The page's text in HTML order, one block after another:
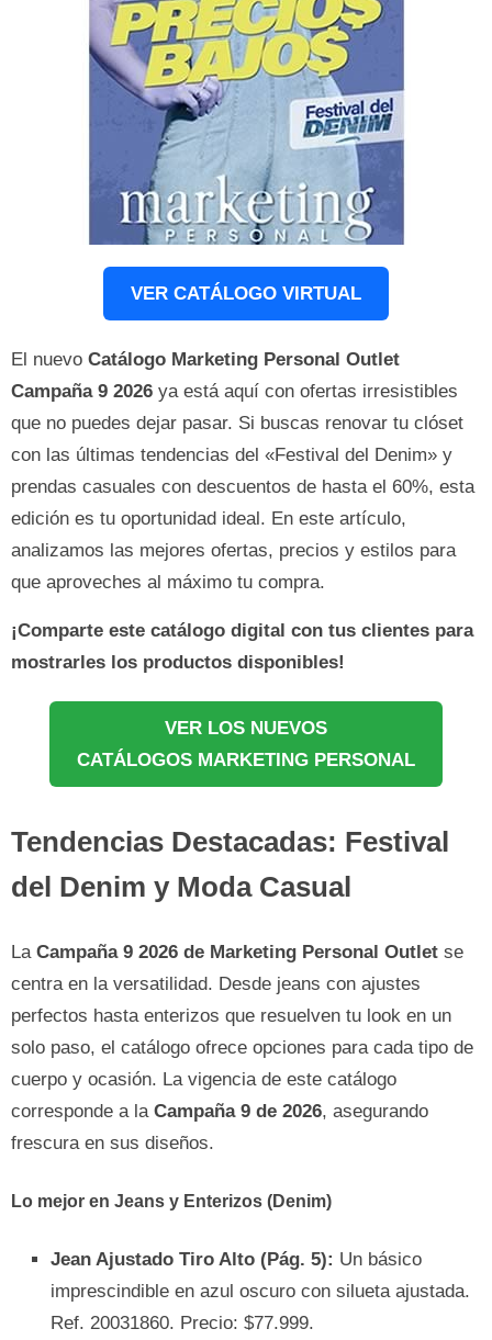
VER CATÁLOGO VIRTUAL
El nuevo Catálogo Marketing Personal Outlet
Campaña 9 2026 ya está aquí con ofertas irresistibles
que no puedes dejar pasar. Si buscas renovar tu clóset
con las últimas tendencias del «Festival del Denim» y
prendas casuales con descuentos de hasta el 60%, esta
edición es tu oportunidad ideal. En este artículo,
analizamos las mejores ofertas, precios y estilos para
que aproveches al máximo tu compra.
¡Comparte este catálogo digital con tus clientes para
mostrarles los productos disponibles!
VER LOS NUEVOS
CATÁLOGOS MARKETING PERSONAL
Tendencias Destacadas: Festival
del Denim y Moda Casual
La Campaña 9 2026 de Marketing Personal Outlet se
centra en la versatilidad. Desde jeans con ajustes
perfectos hasta enterizos que resuelven tu look en un
solo paso, el catálogo ofrece opciones para cada tipo de
cuerpo y ocasión. La vigencia de este catálogo
corresponde a la Campaña 9 de 2026, asegurando
frescura en sus diseños.
Lo mejor en Jeans y Enterizos (Denim)
Jean Ajustado Tiro Alto (Pág. 5): Un básico
imprescindible en azul oscuro con silueta ajustada.
Ref. 20031860. Precio: $77.999.